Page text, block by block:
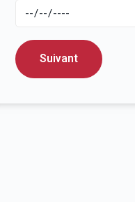
Suivant